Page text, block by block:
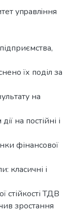
упpавлiння
їх поділ за
на
на постійні і
фінансової
класичні і
стійкості ТДВ
зростання